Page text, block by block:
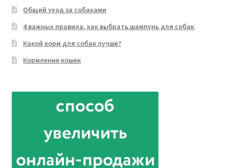
Общий уход за собаками
4 важных правила, как выбрать шампунь для собак
Какой корм для собак лучше?
Кормление кошек